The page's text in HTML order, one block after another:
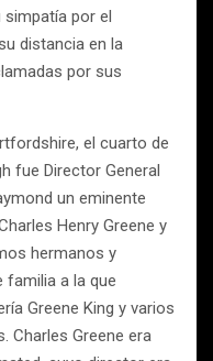
simpatía por el
distancia en la
por sus
el cuarto de
fue Director General
un eminente
Henry Greene y
hermanos y
familia a la que
Greene King y varios
Charles Greene era